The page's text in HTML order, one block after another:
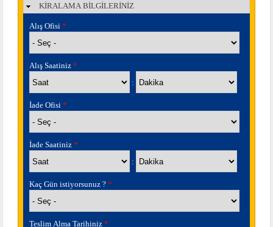
Gizle
KİRALAMA BİLGİLERİNİZ
Alış Ofisi *
Alış Saatiniz *
:
İade Ofisi *
İade Saatiniz *
:
Kaç Gün istiyorsunuz ? *
Teslim Alma Tarihiniz *